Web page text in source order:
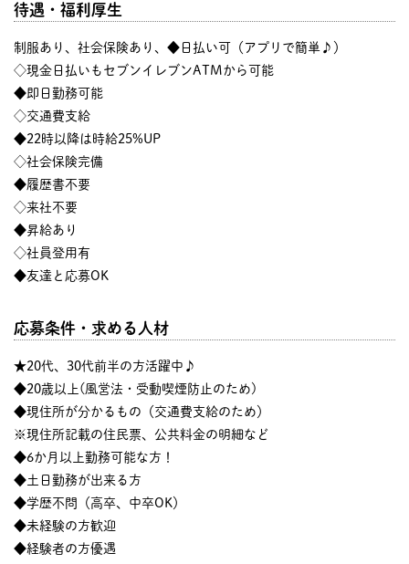
待遇・福利厚生
制服あり、社会保険あり、◆日払い可（アプリで簡単♪）
◇現金日払いもセブンイレブンATMから可能
◆即日勤務可能
◇交通費支給
◆22時以降は時給25%UP
◇社会保険完備
◆履歴書不要
◇来社不要
◆昇給あり
◇社員登用有
◆友達と応募OK
応募条件・求める人材
★20代、30代前半の方活躍中♪
◆20歳以上(風営法・受動喫煙防止のため)
◆現住所が分かるもの（交通費支給のため）
※現住所記載の住民票、公共料金の明細など
◆6か月以上勤務可能な方！
◆土日勤務が出来る方
◆学歴不問（高卒、中卒OK）
◆未経験の方歓迎
◆経験者の方優遇